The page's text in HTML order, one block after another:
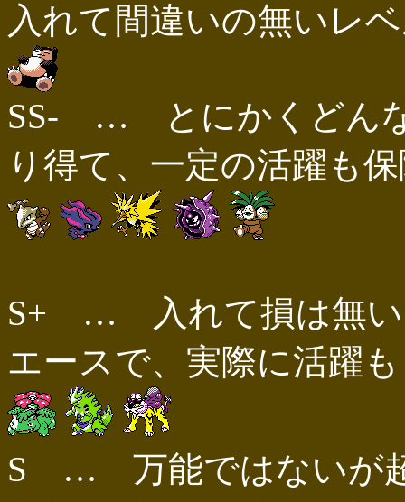
入れて間違いの無いレ
SS- … とにかくどんな
り得て、一定の活躍も
S+ … 入れて損は無い
エースで、実際に活躍
S … 万能ではないが超